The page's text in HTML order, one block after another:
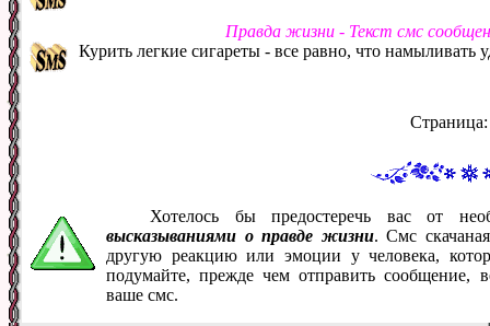
Правда жизни - Текст смс
Курить легкие сигареты - все равно, что намыливать
Хотелось бы предостеречь вас от
высказываниями о правде жизни. Смс
другую реакцию или эмоции у человека,
подумайте, прежде чем отправить сообщение,
ваше смс.